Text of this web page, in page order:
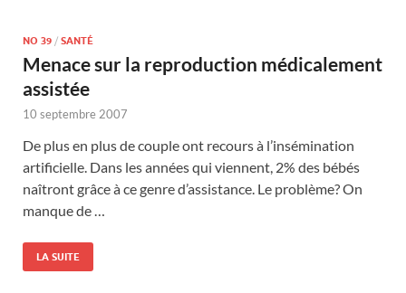
NO 39 / SANTÉ
Menace sur la reproduction médicalement
assistée
10 septembre 2007
De plus en plus de couple ont recours à l’insémination
artificielle. Dans les années qui viennent, 2% des bébés
naîtront grâce à ce genre d’assistance. Le problème? On
manque de …
LA SUITE